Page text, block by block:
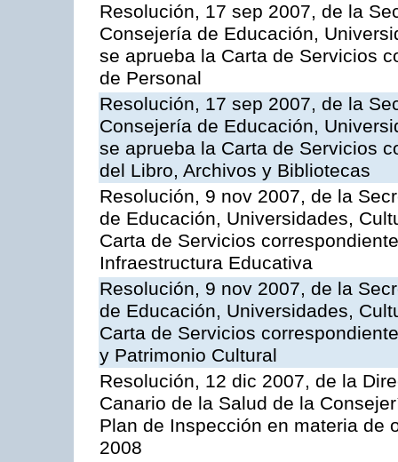
Resolución, 17 sep 2007, de la
Consejería de Educación,
se aprueba la Carta de Servicios
de Personal
Resolución, 17 sep 2007, de la
Consejería de Educación,
se aprueba la Carta de Servicios
del Libro, Archivos y Bibliotecas
Resolución, 9 nov 2007, de la
de Educación, Universidades,
Carta de Servicios
Infraestructura Educativa
Resolución, 9 nov 2007, de la
de Educación, Universidades,
Carta de Servicios
y Patrimonio Cultural
Resolución, 12 dic 2007, de la
Canario de la Salud de la
Plan de Inspección en materia de
2008